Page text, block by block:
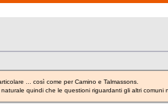
... così come per Camino e Talmassons.
quindi che le questioni riguardanti gli altri comuni